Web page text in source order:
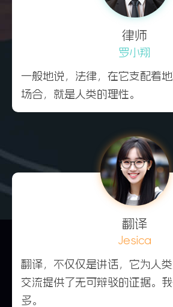
律师
罗小翔
一般地说，法律，在它支配着
场合，就是人类的理性。
翻译
Jesica
翻译，不仅仅是讲话，它为人
交流提供了无可辩驳的证据。
多。